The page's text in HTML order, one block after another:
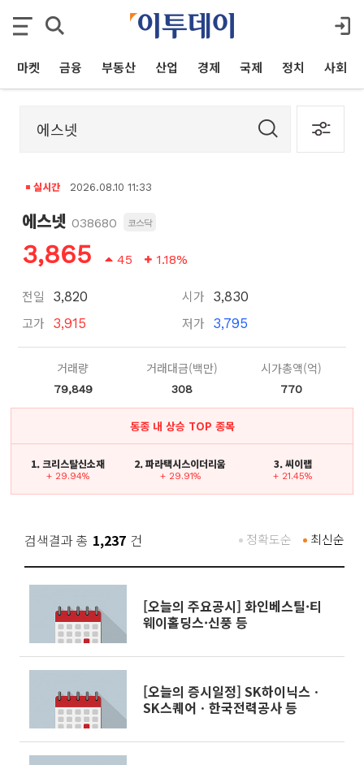
마켓 금융 부동산 산업 경제 국제 정치 사회
실시간 2026.08.10 11:33
에스넷 038680 코스닥
3,865 45 1.18%
전일 3,820
고가 3,915
시가 3,830
저가 3,795
거래량
79,849
거래대금(백만)
308
시가총액(억)
770
동종 내 상승 TOP 종목
1. 크리스탈신소재
+ 29.94%
2. 파라택시스이더리움
+ 29.91%
3. 씨이랩
+ 21.45%
검색결과 총 1,237 건 최신순
정확도순
[오늘의 주요공시] 화인베스틸·티
웨이홀딩스·신풍 등
[오늘의 증시일정] SK하이닉스ㆍ
SK스퀘어ㆍ한국전력공사 등